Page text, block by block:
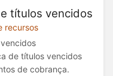
títulos vencidos
recursos
de títulos vencidos
de cobrança.